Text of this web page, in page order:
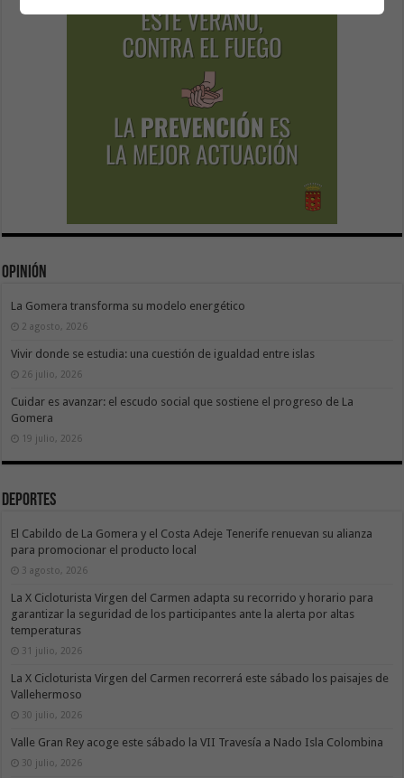
Opinión
La Gomera transforma su modelo energético
2 agosto, 2026
Vivir donde se estudia: una cuestión de igualdad entre islas
26 julio, 2026
Cuidar es avanzar: el escudo social que sostiene el progreso de La
Gomera
19 julio, 2026
Deportes
El Cabildo de La Gomera y el Costa Adeje Tenerife renuevan su alianza
para promocionar el producto local
3 agosto, 2026
La X Cicloturista Virgen del Carmen adapta su recorrido y horario para
garantizar la seguridad de los participantes ante la alerta por altas
temperaturas
31 julio, 2026
La X Cicloturista Virgen del Carmen recorrerá este sábado los paisajes de
Vallehermoso
30 julio, 2026
Valle Gran Rey acoge este sábado la VII Travesía a Nado Isla Colombina
30 julio, 2026